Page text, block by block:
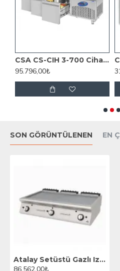
CSA CS-CIH 3-700 Cihaz Altı Derin Dondurucu, 3 Çekmeceli, 210 L
95.796,00₺
SON GÖRÜNTÜLENEN EN
Atalay Setüstü Gazlı Izgara, Yarı Nervürlü Yarı Düz, Krom Yüzeyli, 120x73x30 Cm, AGI 1273 ND CR